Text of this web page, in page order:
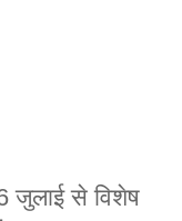
जुलाई से विशेष